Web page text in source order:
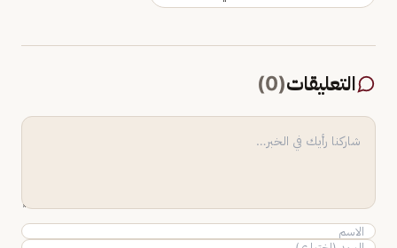
التعليقات(
0
)